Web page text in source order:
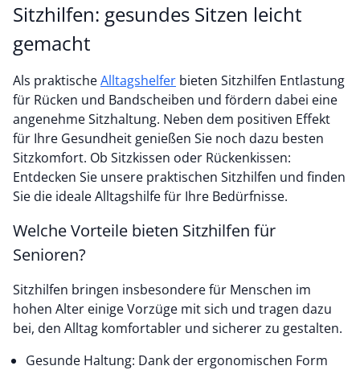
Sitzhilfen: gesundes Sitzen leicht
gemacht
Als praktischeAlltagshelfer
für Rücken und Bandscheiben und fördern dabei eine
angenehme Sitzhaltung. Neben dem positiven Effekt
für Ihre Gesundheit genießen Sie noch dazu besten
Sitzkomfort. Ob Sitzkissen oder Rückenkissen:
Entdecken Sie unsere praktischen Sitzhilfen und finden
Sie die ideale Alltagshilfe für Ihre Bedürfnisse.
Welche Vorteile bieten Sitzhilfen für
Senioren?
Sitzhilfen bringen insbesondere für Menschen im
hohen Alter einige Vorzüge mit sich und tragen dazu
bei, den Alltag komfortabler und sicherer zu gestalten.
Gesunde Haltung: Dank der ergonomischen Form